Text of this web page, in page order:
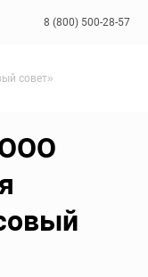
8 (800) 500-28-57
совет»